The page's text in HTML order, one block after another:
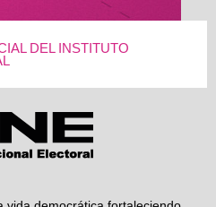
DEL INSTITUTO